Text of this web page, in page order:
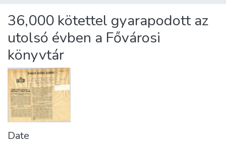
About us
36,000 kötettel gyarapodott az
utolsó évben a Fővárosi
könyvtár
Date